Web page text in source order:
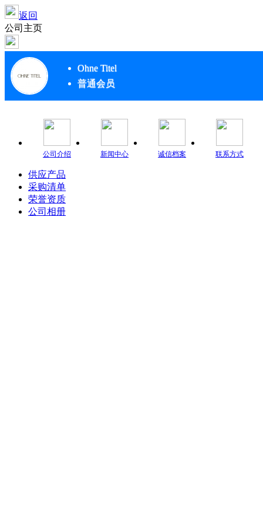
返回
公司主页
Ohne Titel
普通会员
公司介绍 新闻中心 诚信档案 联系方式
供应产品
采购清单
荣誉资质
公司相册